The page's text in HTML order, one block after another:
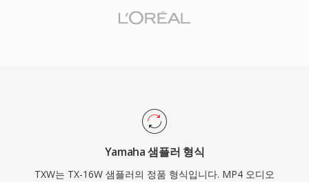
Yamaha 샘플러 형식
TXW는 TX-16W 샘플러의 정품 형식입니다. MP4 오디오